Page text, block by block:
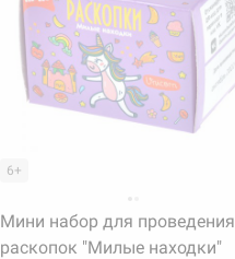
6+
Мини набор для проведения
раскопок "Милые находки"